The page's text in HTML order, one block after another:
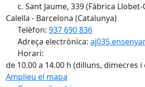
c. Sant Jaume, 339 (Fàbrica
Calella - Barcelona (Catalunya)
Telèfon: 937 690 836
Adreça electrònica:
Horari:
de 10.00 a 14.00 h (dilluns, dimecres
Amplieu el mapa